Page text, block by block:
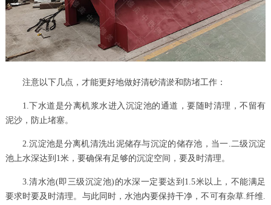
注意以下几点，才能更好地做好清砂清淤和防堵工作：
1.下水道是分离机浆水进入沉淀池的通道，要随时清理，不留有
泥沙，防止堵塞。
2.沉淀池是分离机清洗出泥储存与沉淀的储存池，当一.二级沉淀
池上水深达到1米，要确保有足够的沉淀空间，要及时清理。
3.清水池(即三级沉淀池)的水深一定要达到1.5米以上，不能满足
要求时要及时清理。与此同时，水池内要保持干净，不可有杂草.纤维.